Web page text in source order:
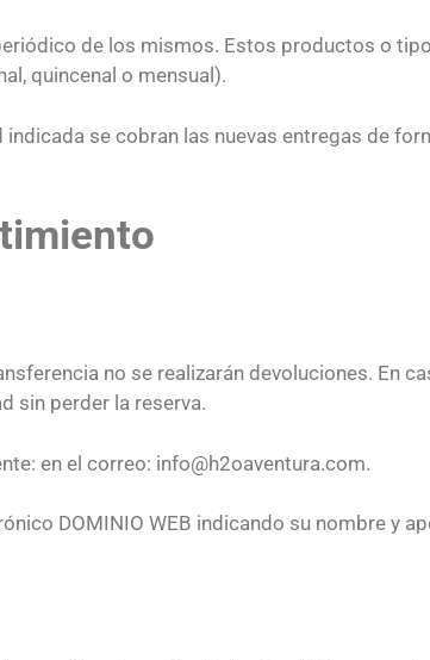
de los mismos. Estos productos o
quincenal o mensual).
se cobran las nuevas entregas de
no se realizarán devoluciones. En
sin perder la reserva.
en el correo: info@h2oaventura.com.
DOMINIO WEB indicando su nombre y